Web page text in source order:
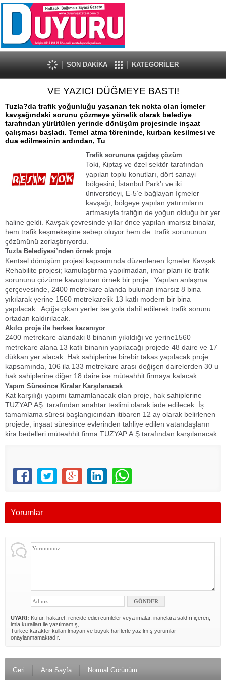
SON DAKİKA KATEGORİLER
VE YAZICI DÜĞMEYE BASTI!
Tuzla?da trafik yoğunluğu yaşanan tek nokta olan İçmeler
kavşağındaki sorunu çözmeye yönelik olarak belediye
tarafından yürütülen yerinde dönüşüm projesinde inşaat
çalışması başladı. Temel atma töreninde, kurban kesilmesi ve
dua edilmesinin ardından, Tu
Trafik sorununa çağdaş çözüm
Toki, Kiptaş ve özel sektör tarafından
yapılan toplu konutları, dört sanayi
bölgesini, İstanbul Park’ı ve iki
üniversiteyi, E-5’e bağlayan İçmeler
kavşağı, bölgeye yapılan yatırımların
artmasıyla trafiğin de yoğun olduğu bir yer
haline geldi. Kavşak çevresinde yıllar önce yapılan imarsız binalar,
hem trafik keşmekeşine sebep oluyor hem de trafik sorununun
çözümünü zorlaştırıyordu.
Tuzla Belediyesi’nden örnek proje
Kentsel dönüşüm projesi kapsamında düzenlenen İçmeler Kavşak
Rehabilite projesi; kamulaştırma yapılmadan, imar planı ile trafik
sorununu çözüme kavuşturan örnek bir proje. Yapılan anlaşma
çerçevesinde, 2400 metrekare alanda bulunan imarsız 8 bina
yıkılarak yerine 1560 metrekarelik 13 katlı modern bir bina
yapılacak. Açığa çıkan yerler ise yola dahil edilerek trafik sorunu
ortadan kaldırılacak.
Akılcı proje ile herkes kazanıyor
2400 metrekare alandaki 8 binanın yıkıldığı ve yerine1560
metrekare alana 13 katlı binanın yapılacağı projede 48 daire ve 17
dükkan yer alacak. Hak sahiplerine birebir takas yapılacak proje
kapsamında, 106 ila 133 metrekare arası değişen dairelerden 30 u
hak sahiplerine diğer 18 daire ise müteahhit firmaya kalacak.
Yapım Süresince Kiralar Karşılanacak
Kat karşılığı yapımı tamamlanacak olan proje, hak sahiplerine
TUZYAP AŞ. tarafından anahtar teslimi olarak iade edilecek. İş
tamamlama süresi başlangıcından itibaren 12 ay olarak belirlenen
projede, inşaat süresince evlerinden tahliye edilen vatandaşların
kira bedelleri müteahhit firma TUZYAP A.Ş tarafından karşılanacak.
Yorumlar
UYARI: Küfür, hakaret, rencide edici cümleler veya imalar, inançlara saldırı içeren,
imla kuralları ile yazılmamış,
Türkçe karakter kullanılmayan ve büyük harflerle yazılmış yorumlar
onaylanmamaktadır.
Geri Ana Sayfa Normal Görünüm